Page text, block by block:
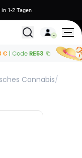
1-2 Tagen
Alle
Cannabis/